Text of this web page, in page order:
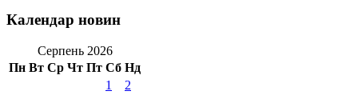
Календар новин
Серпень 2026
Пн Вт Ср Чт Пт Сб Нд
1
2